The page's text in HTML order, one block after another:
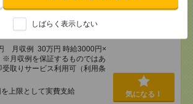
しばらく表示しない
】時給3000円！10～16時＊残業ほぼな
一般事務[派遣]
月収例 30万円 時給3000円×
月収例を保証するものではあ
取りサービス利用可（利用条
上限として実費支給
気になる！